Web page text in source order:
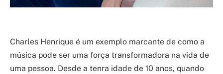
Charles Henrique é um exemplo marcante de como a
música pode ser uma força transformadora na vida de
uma pessoa. Desde a tenra idade de 10 anos, quando